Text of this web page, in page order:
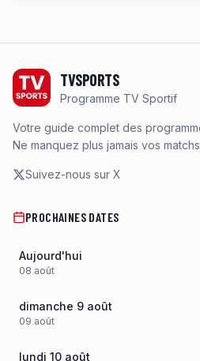
TVSPORTS
Programme TV Sportif
Votre guide complet des
Ne manquez plus jamais vos
Suivez-nous sur X
PROCHAINES DATES
Aujourd'hui
08 août
dimanche 9 août
09 août
lundi 10 août